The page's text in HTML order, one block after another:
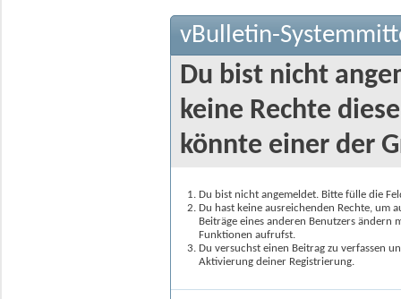
vBulletin-
Du bist nicht
keine Rechte
könnte einer der
Du bist nicht angemeldet. Bitte fülle die
Du hast keine ausreichenden Rechte, um
Beiträge eines anderen Benutzers
Funktionen aufrufst.
Du versuchst einen Beitrag zu verfassen
Aktivierung deiner Registrierung.